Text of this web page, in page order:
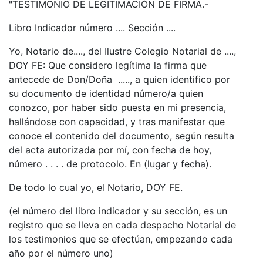
"TESTIMONIO DE LEGITIMACIÓN DE FIRMA.-
Libro Indicador número .... Sección ....
Yo, Notario de...., del Ilustre Colegio Notarial de ....,
DOY FE: Que considero legítima la firma que
antecede de Don/Doña ....., a quien identifico por
su documento de identidad número/a quien
conozco, por haber sido puesta en mi presencia,
hallándose con capacidad, y tras manifestar que
conoce el contenido del documento, según resulta
del acta autorizada por mí, con fecha de hoy,
número . . . . de protocolo. En (lugar y fecha).
De todo lo cual yo, el Notario, DOY FE.
(el número del libro indicador y su sección, es un
registro que se lleva en cada despacho Notarial de
los testimonios que se efectúan, empezando cada
año por el número uno)